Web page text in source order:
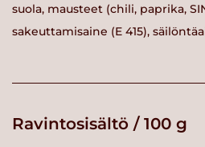
suola, mausteet (chili, paprika,
sakeuttamisaine (E 415),
Ravintosisältö / 100 g